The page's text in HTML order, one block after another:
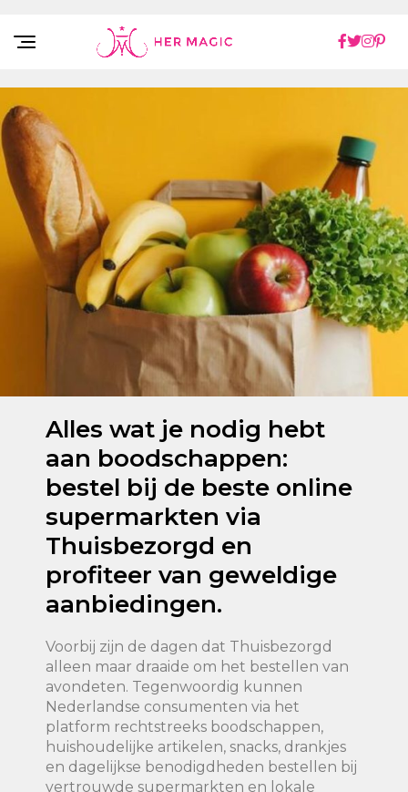
Rakuten Marketing UK
Alles wat je nodig hebt
aan boodschappen:
bestel bij de beste online
supermarkten via
Thuisbezorgd en
profiteer van geweldige
aanbiedingen.
Voorbij zijn de dagen dat Thuisbezorgd
alleen maar draaide om het bestellen van
avondeten. Tegenwoordig kunnen
Nederlandse consumenten via het
platform rechtstreeks boodschappen,
huishoudelijke artikelen, snacks, drankjes
en dagelijkse benodigdheden bestellen bij
vertrouwde supermarkten en lokale